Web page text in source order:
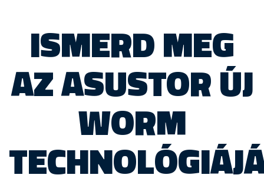
ISMERD MEG
AZ ASUSTOR ÚJ
WORM